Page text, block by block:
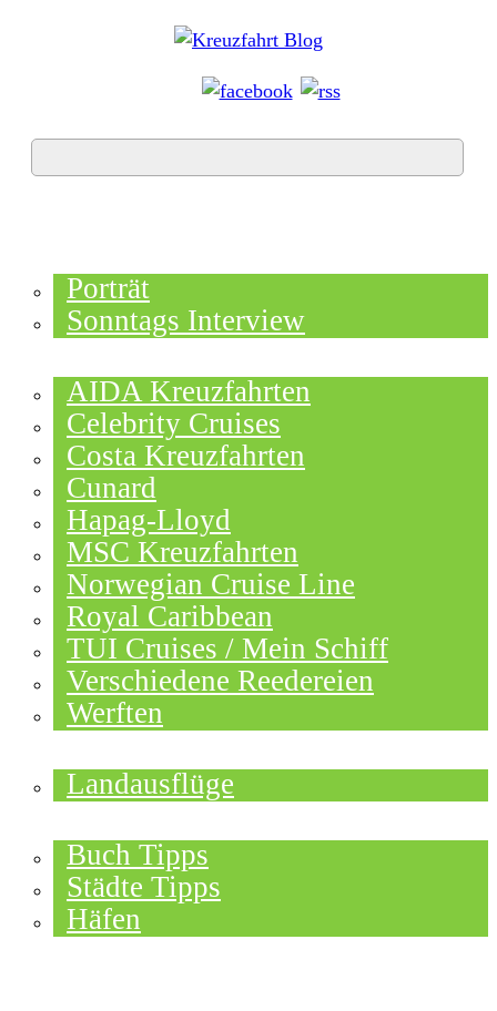
Porträt
Sonntags Interview
AIDA Kreuzfahrten
Celebrity Cruises
Costa Kreuzfahrten
Cunard
Hapag-Lloyd
MSC Kreuzfahrten
Norwegian Cruise Line
Royal Caribbean
TUI Cruises / Mein Schiff
Verschiedene Reedereien
Werften
Landausflüge
Buch Tipps
Städte Tipps
Häfen